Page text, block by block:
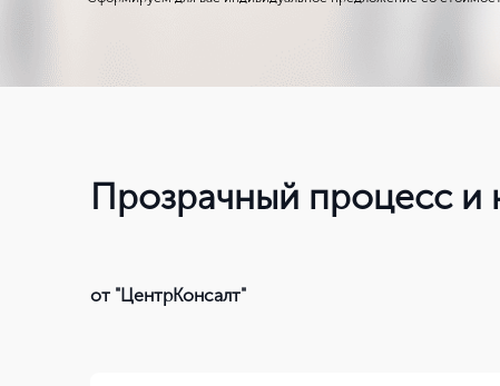
Прозрачный процесс и
от "ЦентрКонсалт"